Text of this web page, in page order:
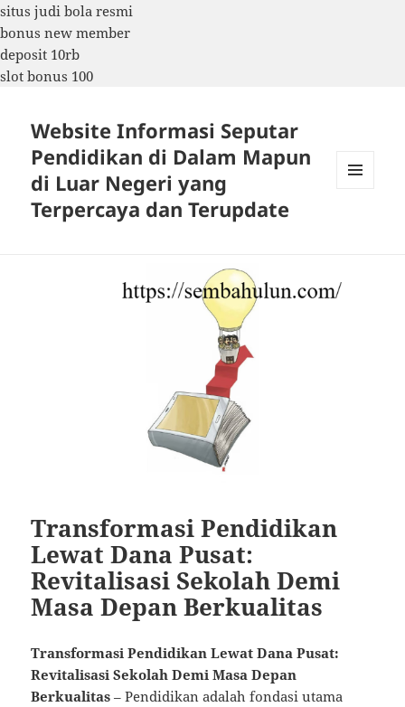
situs judi bola resmi
bonus new member
deposit 10rb
slot bonus 100
Website Informasi Seputar
Pendidikan di Dalam Mapun
di Luar Negeri yang
Terpercaya dan Terupdate
Transformasi Pendidikan
Lewat Dana Pusat:
Revitalisasi Sekolah Demi
Masa Depan Berkualitas
Transformasi Pendidikan Lewat Dana Pusat:
Revitalisasi Sekolah Demi Masa Depan
Berkualitas – Pendidikan adalah fondasi utama